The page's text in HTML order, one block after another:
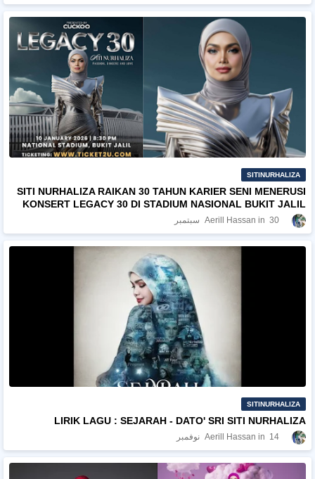
SITINURHALIZA
SITI NURHALIZA RAIKAN 30 TAHUN KARIER SENI MENERUSI
KONSERT LEGACY 30 DI STADIUM NASIONAL BUKIT JALIL
Aerill Hassan 30 سبتمبر
SITINURHALIZA
LIRIK LAGU : SEJARAH - DATO' SRI SITI NURHALIZA
Aerill Hassan 14 نوفمبر